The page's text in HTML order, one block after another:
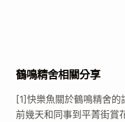
鶴鳴精舍相關分享
[1]快樂魚關於鶴鳴精舍的
前幾天和同事到平菁街賞